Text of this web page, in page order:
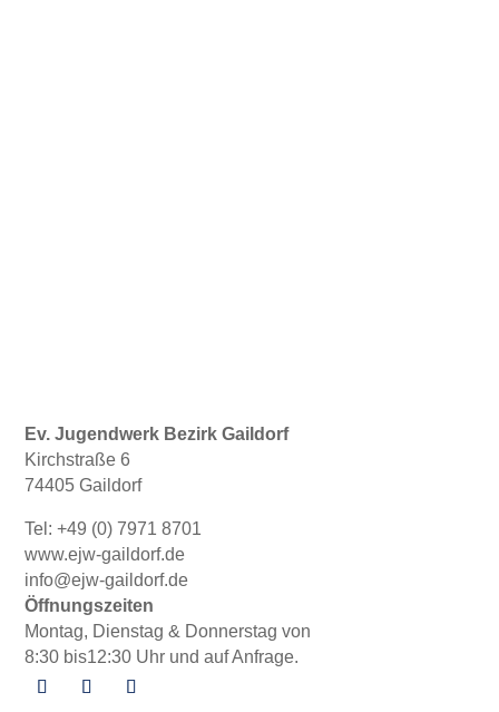
Ev. Jugendwerk Bezirk Gaildorf
Kirchstraße 6
74405 Gaildorf
Tel: +49 (0) 7971 8701
www.ejw-gaildorf.de
info@ejw-gaildorf.de
Öffnungszeiten
Montag, Dienstag & Donnerstag von
8:30 bis12:30 Uhr und auf Anfrage.